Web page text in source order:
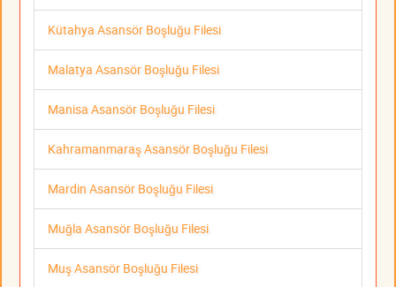
Kütahya Asansör Boşluğu Filesi
Malatya Asansör Boşluğu Filesi
Manisa Asansör Boşluğu Filesi
Kahramanmaraş Asansör Boşluğu Filesi
Mardin Asansör Boşluğu Filesi
Muğla Asansör Boşluğu Filesi
Muş Asansör Boşluğu Filesi